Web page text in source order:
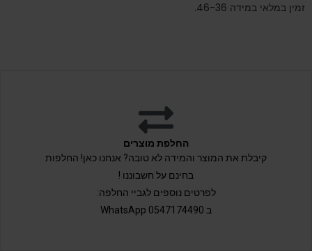
זמין במלאי במידה 46-36.
החלפת מוצרים
קיבלת את המוצר והמידה לא טובה? אנחנו כאן! החלפות
בחינם על חשבוננו !
לפרטים נוספים לגביי החלפה:
ב 0547174490 WhatsApp